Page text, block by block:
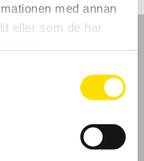
med annan
eller som de har